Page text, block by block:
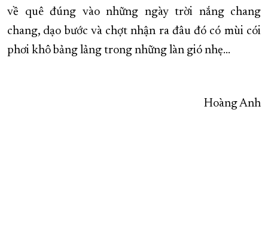
về quê đúng vào những ngày trời nắng chang
chang, dạo bước và chợt nhận ra đâu đó có mùi cói
phơi khô bảng lảng trong những làn gió nhẹ…
Hoàng Anh